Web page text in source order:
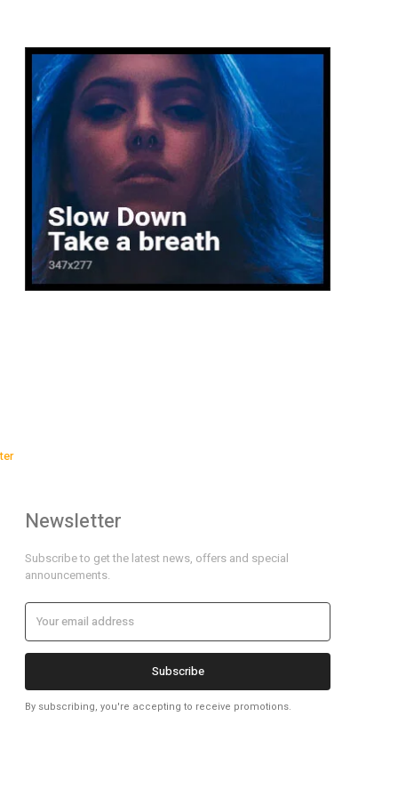
Newsletter
Subscribe to get the latest news, offers and special
announcements.
Subscribe
By subscribing, you're accepting to receive promotions.